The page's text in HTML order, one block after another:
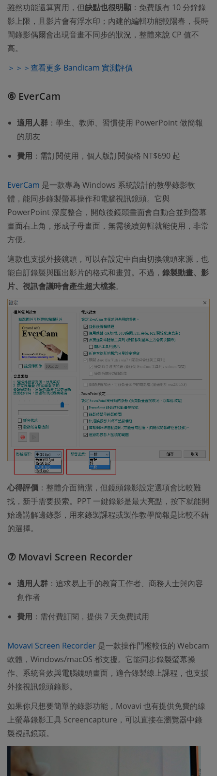
雖然功能還算實用，但缺點也很明顯 ：免費版有 10 分鐘錄
影上限，且影片會有浮水印；內建的編輯功能較陽春，長時
間錄影偶爾會出現音畫不同步的狀況，整體來說 CP 值不
高。
＞＞＞查看更多 Bandicam 實測評價
⑥ EverCam
適用人群 ：學生、教师、習慣使用 PowerPoint 做簡報
的朋友
費用 ：需訂閱使用，個人版訂閱價格 NT$690 起
EverCam 是一款專為 Windows 系統設計的教學錄影軟
體，能同步錄製螢幕操作和電腦視訊鏡頭。它與
PowerPoint 深度整合，開啟後鏡頭畫面會自動合並到螢幕
畫面右上角，形成子母畫面，無需後續剪輯就能使用，非常
方便。
這款也支援外接鏡頭，可以在設定中自由切換鏡頭來源，也
能自訂錄製與匯出影片的格式和畫質。不過， 錄製動畫、影
片、視訊會議時會產生超大檔案。
心得評價 ：整體介面簡潔，但鏡頭錄影設定選項會比較難
找，新手需要摸索。PPT 一鍵錄影是最大亮點，按下就能開
始邊講解邊錄影，用來錄製課程或製作教學簡報是比較不錯
的選擇。
⑦ Movavi Screen Recorder
適用人群 ：追求易上手的教育工作者、商務人士與內容
創作者
費用 ：需付費訂閱，提供 7 天免費試用
Movavi Screen Recorder 是一款操作門檻較低的 Webcam
軟體，Windows/macOS 都支援。它能同步錄製螢幕操
作、系統音效與電腦鏡頭畫面，適合錄製線上課程，也支援
外接視訊鏡頭錄影。
如果你只想要簡單的錄影功能，Movavi 也有提供免費的線
上螢幕錄影工具 Screencapture，可以直接在瀏覽器中錄
製視訊鏡頭。